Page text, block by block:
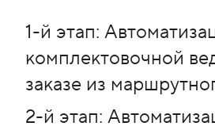
1-й этап:
комплектовочной
заказе из
2-й этап: